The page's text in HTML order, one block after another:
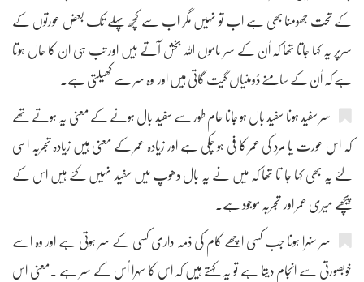
کے تحت جھومنا بھی ہے اب تو نہیں مگر اب سے کچھ پہلے تک بعض عورتوں کے
سرپر یہ کہا جاتا تھا کہ اُن کے سر ماموں اللہ بخش آتے ہیں اور تب ہی ان کا حال ہوتا
ہے کہ اُن کے سامنے ڈومنیاں گیت گاتی ہیں اور وہ سر سے کھیلتی ہے۔
سر سفید ہونا سفید بال ہو جانا عام طور سے سفید بال ہونے کے معنی یہ ہوتے تھے
کہ اس عورت یا مرد کی عمر کا فی ہو چکی ہے اور زیادہ عمر کے معنی ہیں زیادہ تجربہ اسی
لئے یہ بھی کہا جا تا تھا کہ میں نے یہ بال دھوپ میں سفید نہیں کئے ہیں اس کے
پیچھے میری عمر اور تجربہ موجود ہے۔
سر سنہرا ہونا جب کسی اچھے کام کی ذمہ داری کسی کے سر ہوتی ہے اور وہ اسے
خوبصورتی سے انجام دیتا ہے تو یہ کہتے ہیں کہ اس کا سہرا اُس کے سر ہے ۔معنی اس